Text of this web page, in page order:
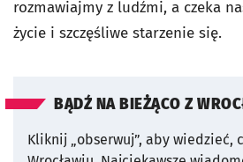
rozmawiajmy z ludźmi, a czeka
życie i szczęśliwe starzenie się.
BĄDŹ NA BIEŻĄCO Z
Kliknij „obserwuj”, aby wiedzieć,